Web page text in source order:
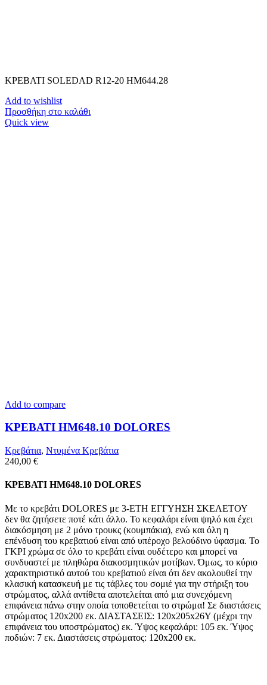
ΚΡΕΒΑΤΙ SOLEDAD R12-20 HM644.28
Add to wishlist
Προσθήκη στο καλάθι
Quick view
Add to compare
ΚΡΕΒΑΤΙ HM648.10 DOLORES
Κρεβάτια, Ντυμένα Κρεβάτια
240,00 €
ΚΡΕΒΑΤΙ HM648.10 DOLORES
Με το κρεβάτι DOLORES με 3-ΕΤΗ ΕΓΓΥΗΣΗ ΣΚΕΛΕΤΟΥ
δεν θα ζητήσετε ποτέ κάτι άλλο. Το κεφαλάρι είναι ψηλό και έχει
διακόσμηση με 2 μόνο τρουκς (κουμπάκια), ενώ και όλη η
επένδυση του κρεβατιού είναι από υπέροχο βελούδινο ύφασμα. Το
ΓΚΡΙ χρώμα σε όλο το κρεβάτι είναι ουδέτερο και μπορεί να
συνδυαστεί με πληθώρα διακοσμητικών μοτίβων. Όμως, το κύριο
χαρακτηριστικό αυτού του κρεβατιού είναι ότι δεν ακολουθεί την
κλασική κατασκευή με τις τάβλες του σομιέ για την στήριξη του
στρώματος, αλλά αντίθετα αποτελείται από μια συνεχόμενη
επιφάνεια πάνω στην οποία τοποθετείται το στρώμα! Σε διαστάσεις
στρώματος 120x200 εκ. ΔΙΑΣΤΑΣΕΙΣ: 120x205x26Υ (μέχρι την
επιφάνεια του υποστρώματος) εκ. Ύψος κεφαλάρι: 105 εκ. Ύψος
ποδιών: 7 εκ. Διαστάσεις στρώματος: 120x200 εκ.